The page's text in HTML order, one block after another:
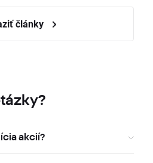
články
akcií?